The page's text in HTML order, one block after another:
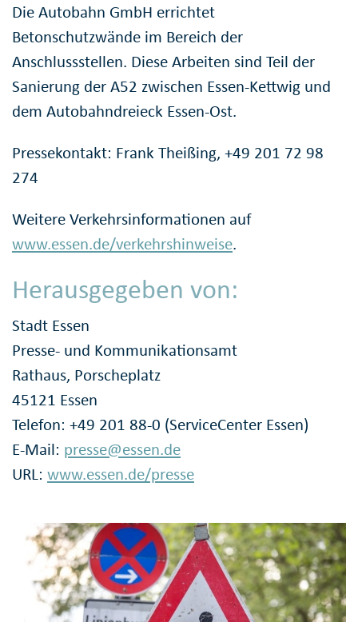
Die Autobahn GmbH errichtet
Betonschutzwände im Bereich der
Anschlussstellen. Diese Arbeiten sind Teil der
Sanierung der A52 zwischen Essen-Kettwig und
dem Autobahndreieck Essen-Ost.
Pressekontakt: Frank Theißing, +49 201 72 98
274
Weitere Verkehrsinformationen auf
www.essen.de/verkehrshinweise.
Herausgegeben von:
Stadt Essen
Presse- und Kommunikationsamt
Rathaus, Porscheplatz
45121 Essen
Telefon: +49 201 88-0 (ServiceCenter Essen)
E-Mail: presse@essen.de
URL: www.essen.de/presse